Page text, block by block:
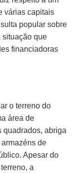
várias capitais
popular sobre
situação que
financiadoras
o terreno do
área de
quadrados, abriga
de
Apesar do
a